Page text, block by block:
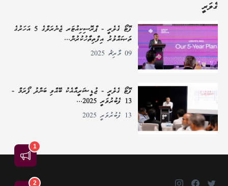
ގެލަރީ
ފޮޓޯ ގެލެރީ - ޕްރޮސިކިއުޓަރ ޖެނެރަލްގެ 5 އަހަރުގެ
ތަޞައްވުރު އިފްތިތާހުކުރުން...
09 މާރިޗު 2025
ފޮޓޯ ގެލެރީ - ޖުޑީޝަރީއާއެކު ބޭއްވި ބަންދު ފޯރަމް -
13 ފެބުރުވަރީ 2025...
13 ފެބުރުވަރީ 2025
އިޢުލާން
1
2